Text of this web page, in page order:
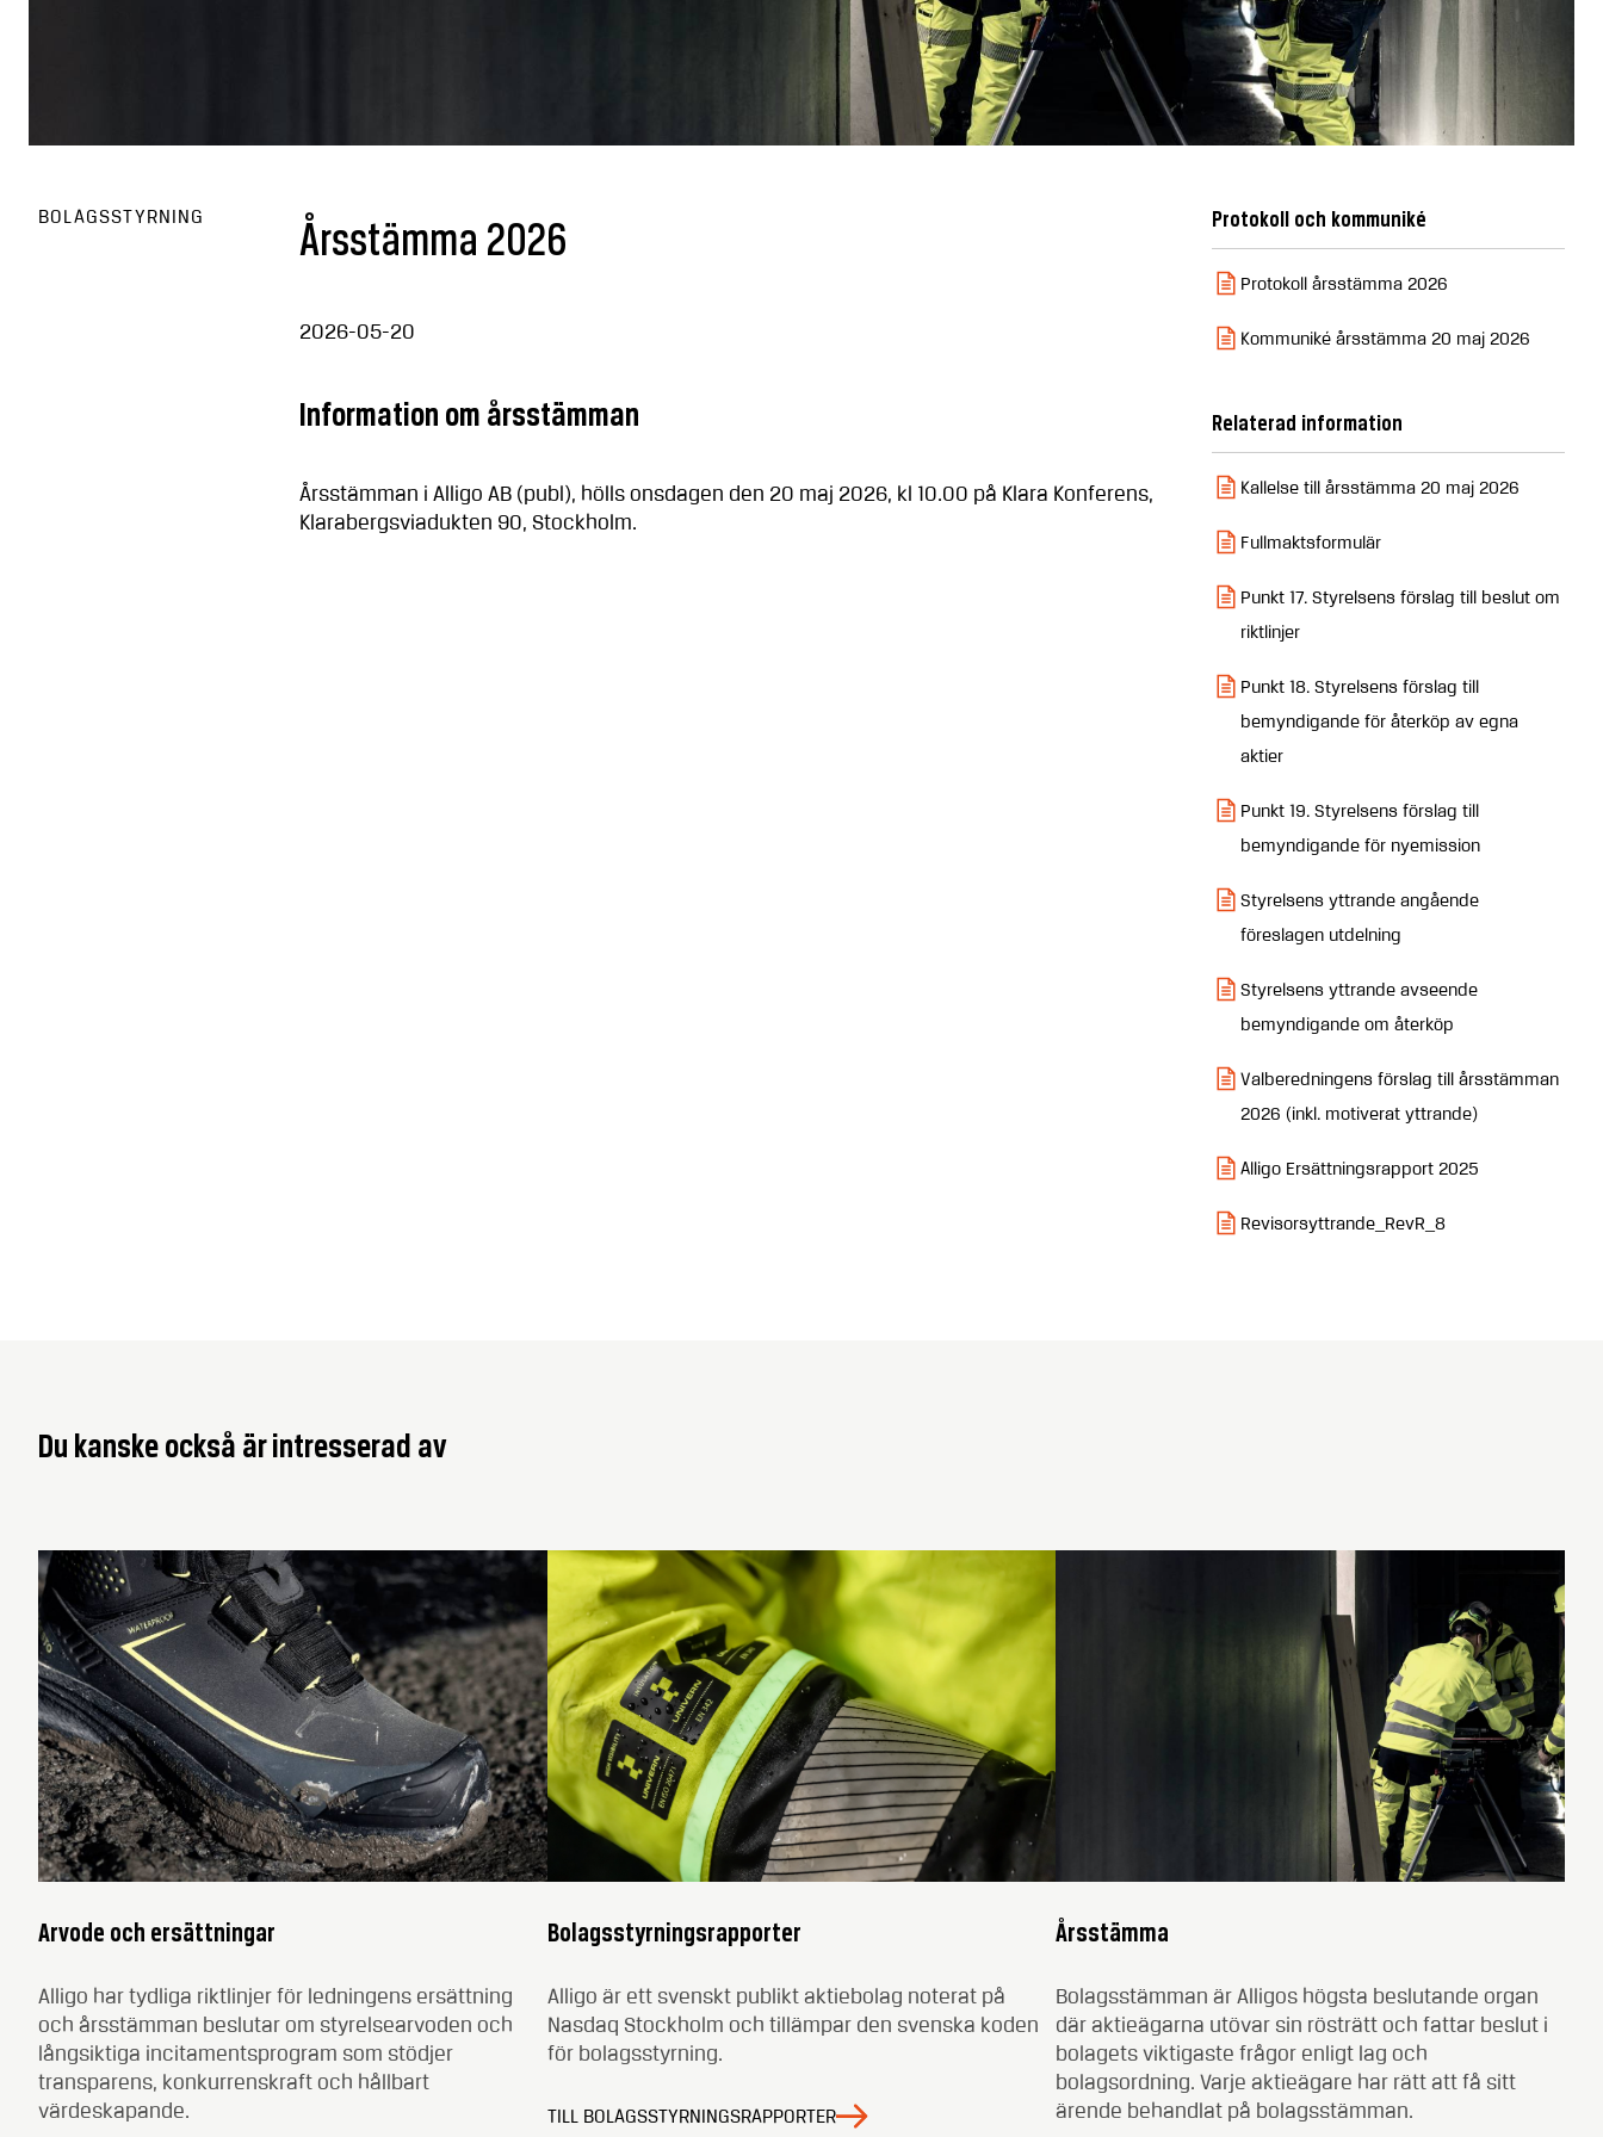
BOLAGSSTYRNING Årsstämma 2026
2026-05-20
Information om årsstämman
Årsstämman i Alligo AB (publ), hölls onsdagen den 20 maj 2026, kl 10.00 på Klara Konferens,
Klarabergsviadukten 90, Stockholm.
Protokoll och kommuniké
Protokoll årsstämma 2026
Kommuniké årsstämma 20 maj 2026
Relaterad information
Kallelse till årsstämma 20 maj 2026
Fullmaktsformulär
Punkt 17. Styrelsens förslag till beslut om
riktlinjer
Punkt 18. Styrelsens förslag till
bemyndigande för återköp av egna
aktier
Punkt 19. Styrelsens förslag till
bemyndigande för nyemission
Styrelsens yttrande angående
föreslagen utdelning
Styrelsens yttrande avseende
bemyndigande om återköp
Valberedningens förslag till årsstämman
2026 (inkl. motiverat yttrande)
Alligo Ersättningsrapport 2025
Revisorsyttrande_RevR_8
Du kanske också är intresserad av
Arvode och ersättningar
Alligo har tydliga riktlinjer för ledningens ersättning
och årsstämman beslutar om styrelsearvoden och
långsiktiga incitamentsprogram som stödjer
transparens, konkurrenskraft och hållbart
värdeskapande.
Bolagsstyrningsrapporter
Alligo är ett svenskt publikt aktiebolag noterat på
Nasdaq Stockholm och tillämpar den svenska koden
för bolagsstyrning.
TILL BOLAGSSTYRNINGSRAPPORTER
Årsstämma
Bolagsstämman är Alligos högsta beslutande organ
där aktieägarna utövar sin rösträtt och fattar beslut i
bolagets viktigaste frågor enligt lag och
bolagsordning. Varje aktieägare har rätt att få sitt
ärende behandlat på bolagsstämman.